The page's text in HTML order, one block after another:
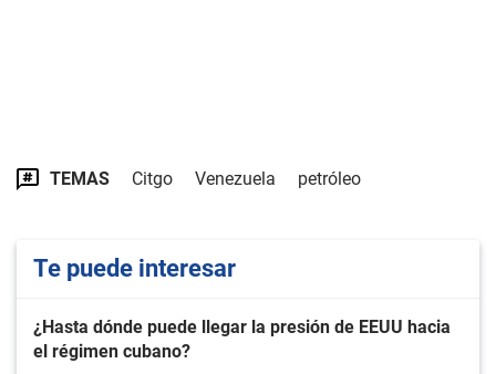
TEMAS Citgo Venezuela petróleo
Te puede interesar
¿Hasta dónde puede llegar la presión de EEUU hacia
el régimen cubano?